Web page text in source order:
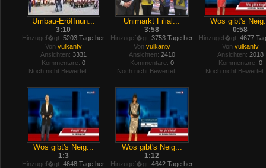
Umbau-Eröffnun...
3:10
Hinzugef�gt: 5203 Tage her
Von vulkantv
Ansichten: 3331
Kommentare: 0
Noch nicht Bewertet
Unimarkt Filial...
3:58
Hinzugef�gt: 3753 Tage her
Von vulkantv
Ansichten: 2410
Kommentare: 0
Noch nicht Bewertet
Wos gibt's
0:58
Hinzugef�gt: 4677
Von vulkantv
Ansichten: 2018
Kommentare: 0
Noch nicht Bewertet
Wos gibt's Neig...
1:3
Hinzugef�gt: 4648 Tage her
Wos gibt's Neig...
1:12
Hinzugef�gt: 4642 Tage her